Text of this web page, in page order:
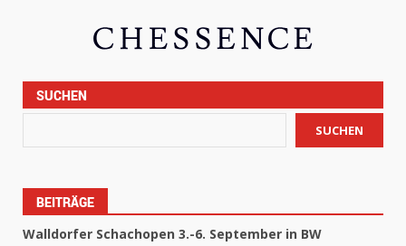
SUCHEN
SUCHEN
BEITRÄGE
Walldorfer Schachopen 3.-6. September in BW